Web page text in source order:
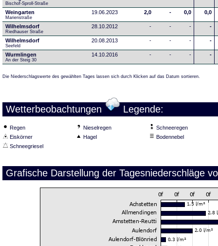
Bischof-Sproll-Straße
Weingarten
Marienstraße
19.06.2023 2,0 - 0,0 0,0
Wilhelmsdorf
Riedhauser Straße
28.10.2012 - - - -
Wilhelmsdorf
Seefeld
20.08.2013 - - - -
Wurmlingen
An der Steig 30
14.10.2016 - - - -
Die Niederschlagswerte des gewählten Tages lassen sich durch Klicken auf das Datum sortieren.
Wetterbeobachtungen Legende:
Regen Nieselregen
Schneeregen
Eiskörner
Hagel
Bodennebel
Schneegriesel
Grafische Darstellung der Tagesniederschläge